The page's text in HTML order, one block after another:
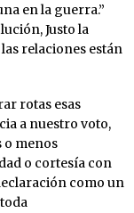
en la guerra.”
Justo la
relaciones están
rotas esas
a nuestro voto,
o menos
o cortesía con
como un